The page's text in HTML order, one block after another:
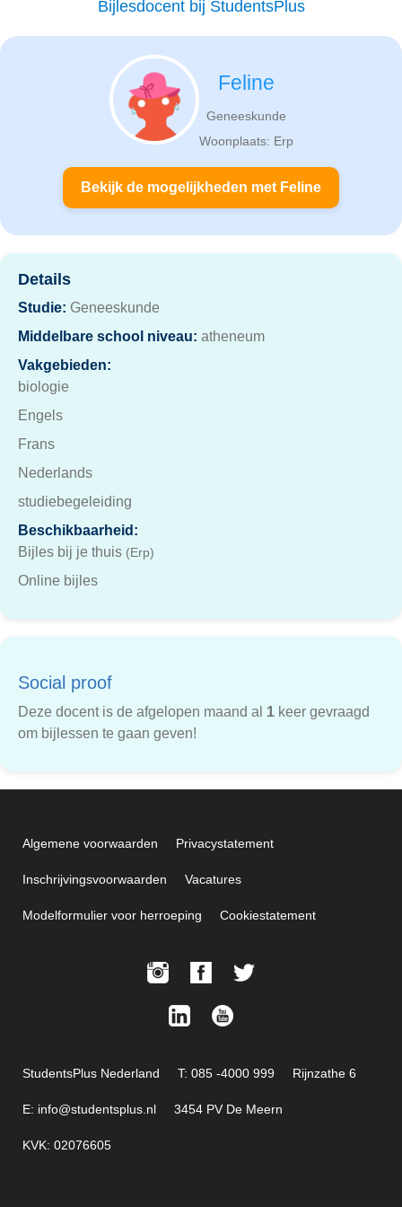
Bijlesdocent bij StudentsPlus
Feline
Geneeskunde
Woonplaats: Erp
Bekijk de mogelijkheden met Feline
Details
Studie: Geneeskunde
Middelbare school niveau: atheneum
Vakgebieden:
biologie
Engels
Frans
Nederlands
studiebegeleiding
Beschikbaarheid:
Bijles bij je thuis (Erp)
Online bijles
Social proof
Deze docent is de afgelopen maand al 1 keer gevraagd
om bijlessen te gaan geven!
Algemene voorwaarden Privacystatement
Inschrijvingsvoorwaarden Vacatures
Modelformulier voor herroeping Cookiestatement
StudentsPlus Nederland T: 085 -4000 999 Rijnzathe 6
E: info@studentsplus.nl 3454 PV De Meern
KVK: 02076605